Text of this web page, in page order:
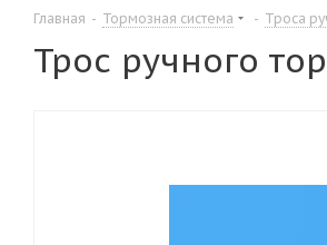
Главная - Тормозная система - Троса
Трос ручного